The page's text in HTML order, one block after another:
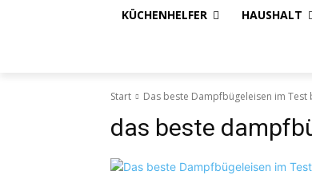
KÜCHENHELFER HAUSHALT
Start Das beste Dampfbügeleisen im Test
das beste